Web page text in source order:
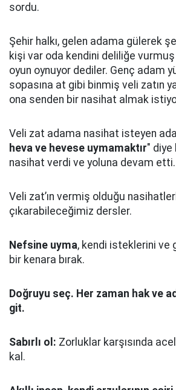
sordu.
Şehir halkı, gelen adama gülerek
kişi var oda kendini deliliğe
oyun oynuyor dediler. Genç adam
sopasına at gibi binmiş veli zatın
ona senden bir nasihat almak
Veli zat adama nasihat isteyen
heva ve hevese uymamaktır" diye
nasihat verdi ve yoluna devam etti.
Veli zat’ın vermiş olduğu
çıkarabileceğimiz dersler.
Nefsine uyma, kendi isteklerini ve
bir kenara bırak.
Doğruyu seç. Her zaman hak ve
git.
Sabırlı ol: Zorluklar karşısında
kal.